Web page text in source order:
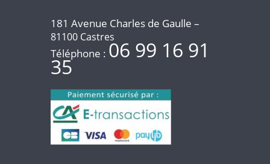
181 Avenue Charles de Gaulle –
81100 Castres
Téléphone : 06 99 16 91
35